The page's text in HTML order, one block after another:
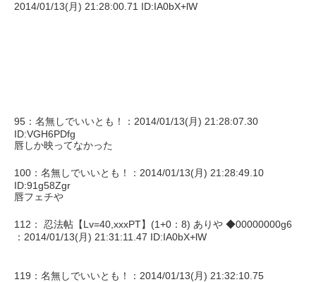
2014/01/13(月) 21:28:00.71 ID:IA0bX+lW
95：名無しでいいとも！：2014/01/13(月) 21:28:07.30
ID:VGH6PDfg
唇しか映ってなかった
100：名無しでいいとも！：2014/01/13(月) 21:28:49.10
ID:91g58Zgr
唇フェチや
112： 忍法帖【Lv=40,xxxPT】(1+0：8) ありや ◆00000000g6
：2014/01/13(月) 21:31:11.47 ID:IA0bX+lW
119：名無しでいいとも！：2014/01/13(月) 21:32:10.75